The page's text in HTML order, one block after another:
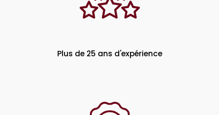
Plus de 25 ans d'expérience